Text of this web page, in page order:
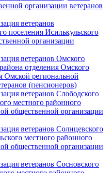
организации ветеранов
ветеранов
поселения Исилькульского
организации
ветеранов Омского
отделения Омского
Омской региональной
(пенсионеров)
ветеранов Слободского
местного районного
общественной организации
ветеранов Солнцевского
местного районного
общественной организации
ветеранов Сосновского